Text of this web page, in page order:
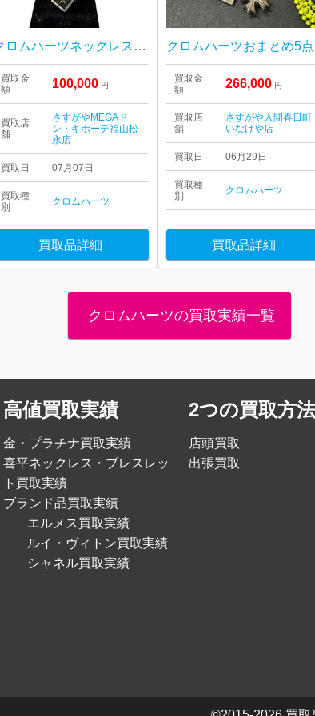
クロムハーツネックレス（ギャランティカード付き）
買取金
額
100,000 円
買取店
舗
さすがやMEGAド
ン・キホーテ福山松
永店
買取日 07月07日
買取種
別
クロムハーツ
買取品詳細
クロムハーツおまとめ5点
買取金
額
266,000 円
買取店
舗
さすがや入間春日町
いなげや店
買取日 06月29日
買取種
別
クロムハーツ
買取品詳細
クロムハーツの買取実績一覧
高値買取実績
金・プラチナ買取実績
喜平ネックレス・ブレスレッ
ト買取実績
ブランド品買取実績
エルメス買取実績
ルイ・ヴィトン買取実績
シャネル買取実績
2つの買取方法
店頭買取
出張買取